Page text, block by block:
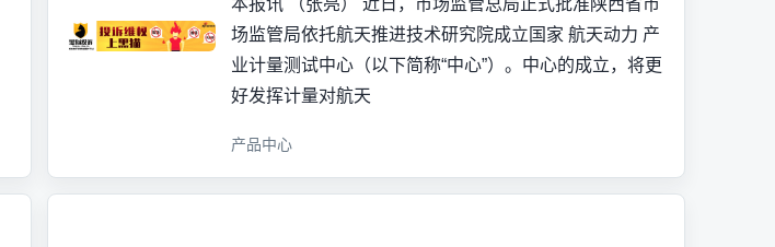
场监管局依托航天推进技术研究院成立国家 航天动力 产
业计量测试中心（以下简称“中心”）。中心的成立，将更
好发挥计量对航天
产品中心